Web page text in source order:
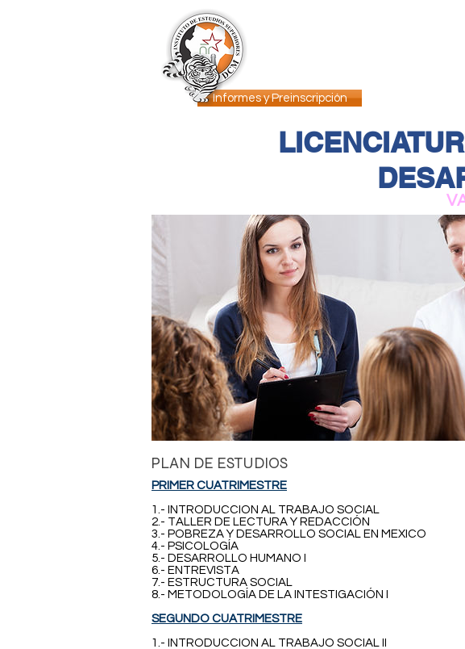
Informes y Preinscripción
PLAN DE ESTUDIOS
PRIMER CUATRIMESTRE
1.- INTRODUCCION AL TRABAJO SOCIAL
2.- TALLER DE LECTURA Y REDACCIÓN
3.- POBREZA Y DESARROLLO SOCIAL EN MEXICO
4.- PSICOLOGÍA
5.- DESARROLLO HUMANO I
6.- ENTREVISTA
7.- ESTRUCTURA SOCIAL
8.- METODOLOGÍA DE LA INTESTIGACIÓN I
SEGUNDO CUATRIMESTRE
1.- INTRODUCCION AL TRABAJO SOCIAL II